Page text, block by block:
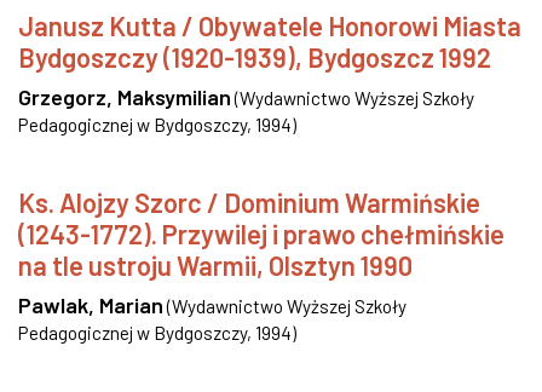
Janusz Kutta / Obywatele Honorowi Miasta
Bydgoszczy (1920-1939), Bydgoszcz 1992
Grzegorz, Maksymilian (Wydawnictwo Wyższej Szkoły
Pedagogicznej w Bydgoszczy, 1994)
Ks. Alojzy Szorc / Dominium Warmińskie
(1243-1772). Przywilej i prawo chełmińskie
na tle ustroju Warmii, Olsztyn 1990
Pawlak, Marian (Wydawnictwo Wyższej Szkoły
Pedagogicznej w Bydgoszczy, 1994)